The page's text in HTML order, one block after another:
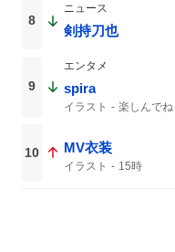
8
ニュース
剣持刀也
9
エンタメ
spira
イラスト 楽しんでね
10 MV衣装
イラスト 15時